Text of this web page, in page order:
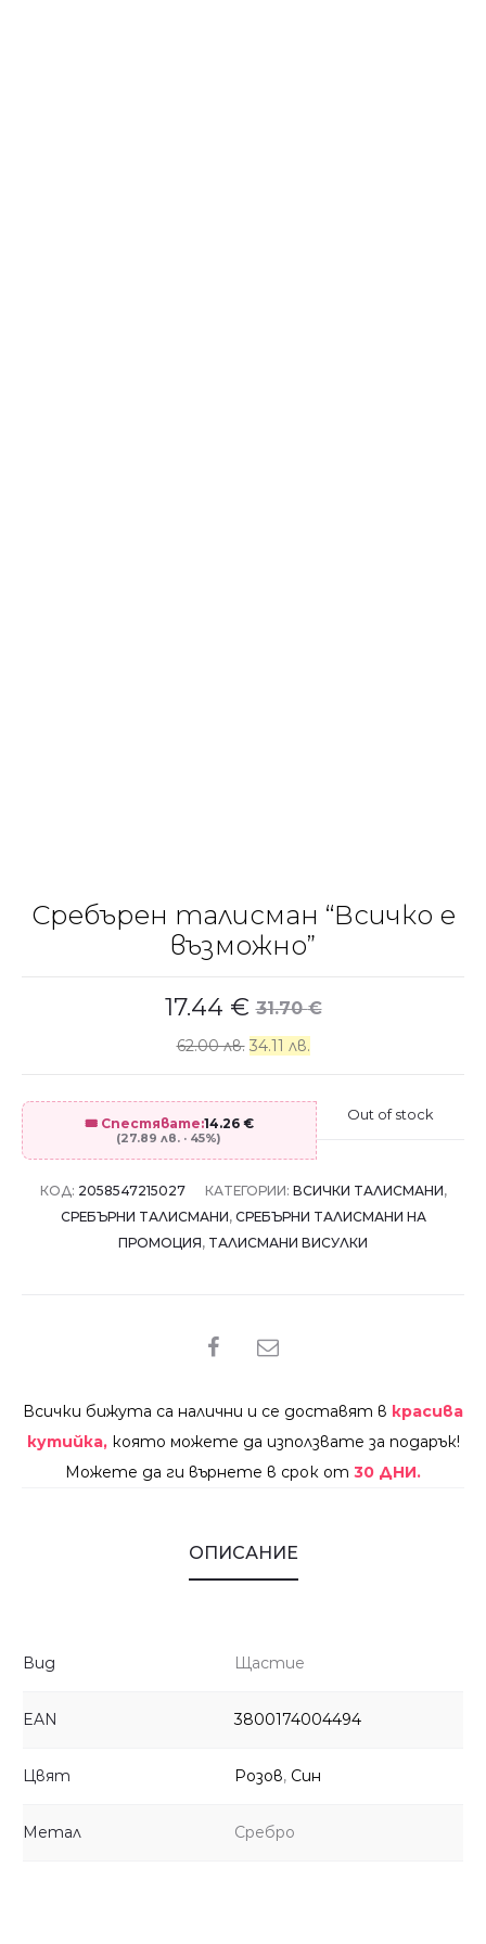
Сребърен талисман “Всичко е
възможно”
31.70€
17.44 €
62.00 лв. 34.11 лв.
🎟️ Спестявате:14.26 €
(27.89 лв. · 45%)
Out of stock
КОД: 2058547215027 КАТЕГОРИИ: ВСИЧКИ ТАЛИСМАНИ,
СРЕБЪРНИ ТАЛИСМАНИ, СРЕБЪРНИ ТАЛИСМАНИ НА
ПРОМОЦИЯ, ТАЛИСМАНИ ВИСУЛКИ
SHARE
Всички бижута са налични и се доставят в красива
кутийка, която можете да използвате за подарък!
Можете да ги върнете в срок от 30 ДНИ.
ОПИСАНИЕ
Вид Щастие
EAN 3800174004494
Цвят Розов, Син
Метал Сребро